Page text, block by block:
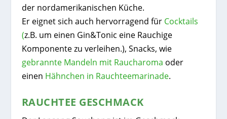
der nordamerikanischen Küche.
Er eignet sich auch hervorragend für Cocktails
(z.B. um einen Gin&Tonic eine Rauchige
Komponente zu verleihen.), Snacks, wie
gebrannte Mandeln mit Raucharoma oder
einen Hähnchen in Rauchteemarinade.
RAUCHTEE GESCHMACK